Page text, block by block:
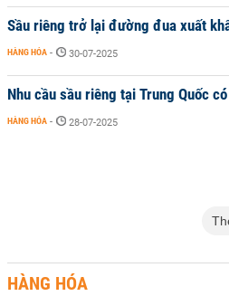
Sầu riêng trở lại đường đua xuất
HÀNG HÓA - 30-07-2025
Nhu cầu sầu riêng tại Trung Quốc
HÀNG HÓA - 28-07-2025
HÀNG HÓA